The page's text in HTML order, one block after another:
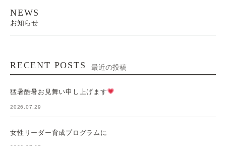
NEWS
お知らせ
RECENT POSTS 最近の投稿
猛暑酷暑お見舞い申し上げます
2026.07.29
女性リーダー育成プログラムに